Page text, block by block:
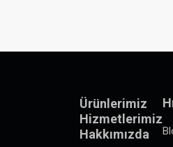
Ürünlerimiz
Hizmetlerimiz
Hakkımızda